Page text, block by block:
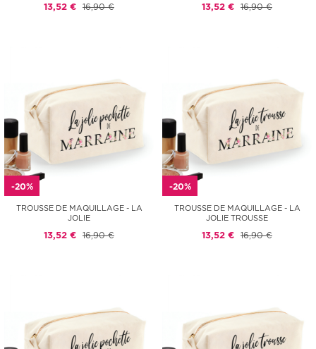
13,52 € 16,90 € 13,52 € 16,90 €
-20%
TROUSSE DE MAQUILLAGE - LA
JOLIE
13,52 € 16,90 €
-20%
TROUSSE DE MAQUILLAGE - LA
JOLIE TROUSSE
13,52 € 16,90 €